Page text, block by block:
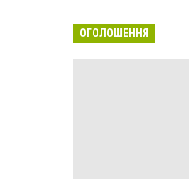
ОГОЛОШЕННЯ